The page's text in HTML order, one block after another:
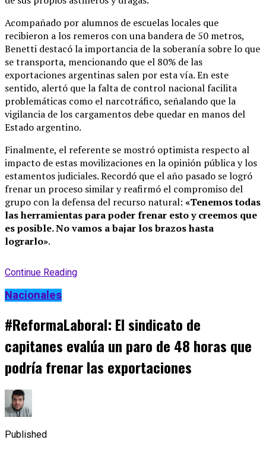
Acompañado por alumnos de escuelas locales que
recibieron a los remeros con una bandera de 50 metros,
Benetti destacó la importancia de la soberanía sobre lo que
se transporta, mencionando que el 80% de las
exportaciones argentinas salen por esta vía.En este
sentido, alertó que la falta de control nacional facilita
problemáticas como el narcotráfico, señalando que la
vigilancia de los cargamentos debe quedar en manos del
Estado argentino.
Finalmente, el referente se mostró optimista respecto al
impacto de estas movilizaciones en la opinión pública y los
estamentos judiciales.Recordó que el año pasado se logró
frenar un proceso similar y reafirmó el compromiso del
grupo con la defensa del recurso natural: «Tenemos todas
las herramientas para poder frenar esto y creemos que
es posible. No vamos a bajar los brazos hasta
lograrlo».
Continue Reading
Nacionales
#ReformaLaboral: El sindicato de
capitanes evalúa un paro de 48 horas que
podría frenar las exportaciones
Published